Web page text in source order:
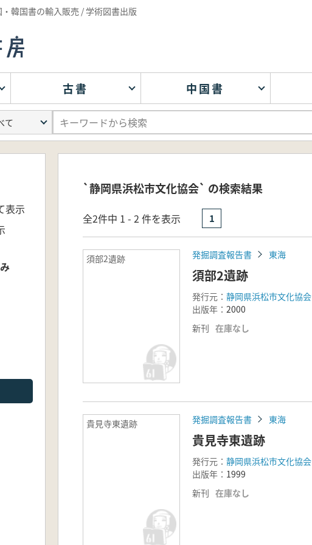
韓国書の輸入販売 / 学術図書出版
古書 中国書
表示
`静岡県浜松市文化協会` の検索結果
全2件中 1 - 2 件を表示 1
須部2遺跡 発掘調査報告書 東海
須部2遺跡
発行元： 静岡県浜松市文化協会
出版年： 2000
新刊 在庫なし
貴見寺東遺跡 発掘調査報告書 東海
貴見寺東遺跡
発行元： 静岡県浜松市文化協会
出版年： 1999
新刊 在庫なし